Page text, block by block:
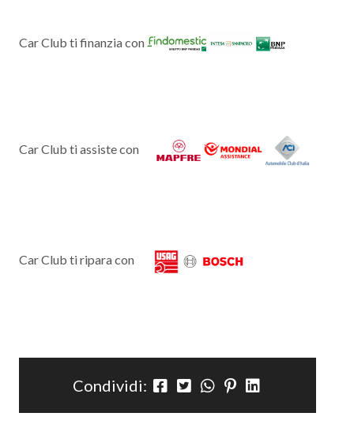
Car Club ti finanzia con
Car Club ti assiste con
Car Club ti ripara con
Condividi: